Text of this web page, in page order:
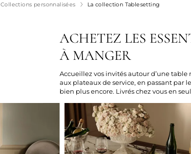
Collections personnalisées La collection Tablesetting
ACHETEZ LES
À MANGER
Accueillez vos invités autour d’une
aux plateaux de service, en passant par
bien plus encore. Livrés chez vous en